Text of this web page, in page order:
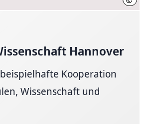
Hannover
Kooperation
Wissenschaft und